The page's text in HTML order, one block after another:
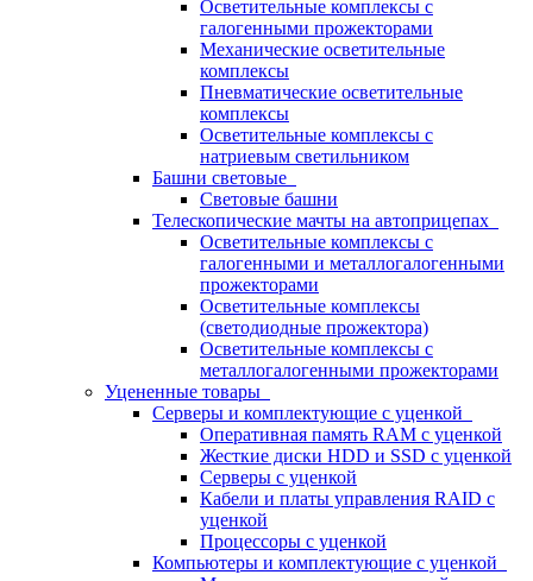
Осветительные комплексы с
галогенными прожекторами
Механические осветительные
комплексы
Пневматические осветительные
комплексы
Осветительные комплексы с
натриевым светильником
Башни световые
Световые башни
Телескопические мачты на автоприцепах
Осветительные комплексы с
галогенными и металлогалогенными
прожекторами
Осветительные комплексы
(светодиодные прожектора)
Осветительные комплексы с
металлогалогенными прожекторами
Уцененные товары
Серверы и комплектующие с уценкой
Оперативная память RAM с уценкой
Жесткие диски HDD и SSD с уценкой
Серверы с уценкой
Кабели и платы управления RAID с
уценкой
Процессоры с уценкой
Компьютеры и комплектующие с уценкой